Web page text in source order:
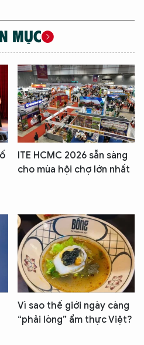
MỤC
ITE HCMC 2026 sẵn sàng
cho mùa hội chợ lớn nhất
Vì sao thế giới ngày càng
“phải lòng” ẩm thực Việt?